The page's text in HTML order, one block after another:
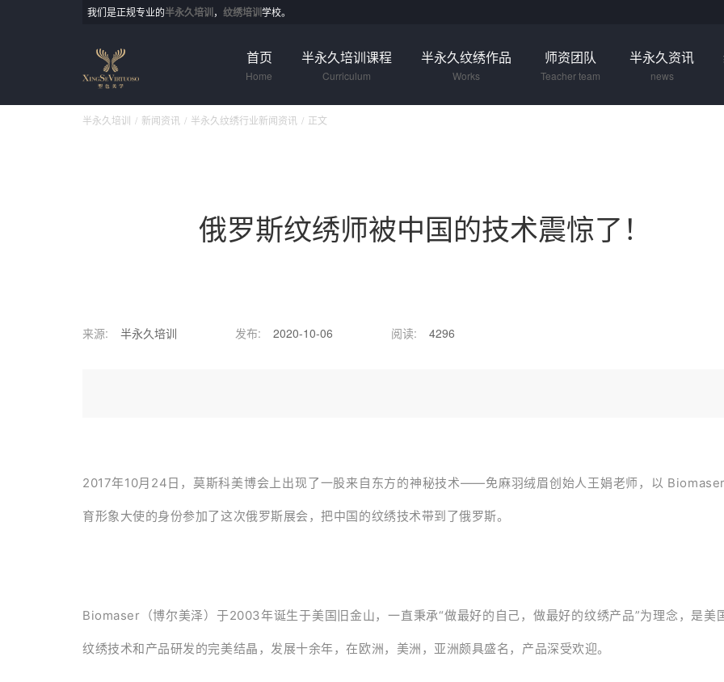
我们是正规专业的半永久培训， 纹绣培训学校。
首页
Home
半永久培训课程
Curriculum
半永久纹绣作品
Works
师资团队
Teacher team
半永久资讯
news
半永久培训 新闻资讯 半永久纹绣行业新闻资讯 正文
俄罗斯纹绣师被中国的技术震惊了！
来源: 半永久培训 发布: 2020-10-06 阅读: 4296
2017年10月24日，莫斯科美博会上出现了一股来自东方的神秘技术——免麻羽绒眉创始人王娟老师，以
育形象大使的身份参加了这次俄罗斯展会，把中国的纹绣技术带到了俄罗斯。
Biomaser（博尔美泽）于2003年诞生于美国旧金山，一直秉承“做最好的自己，做最好的纹绣产品”为理念，是美
纹绣技术和产品研发的完美结晶，发展十余年，在欧洲，美洲，亚洲颇具盛名，产品深受欢迎。